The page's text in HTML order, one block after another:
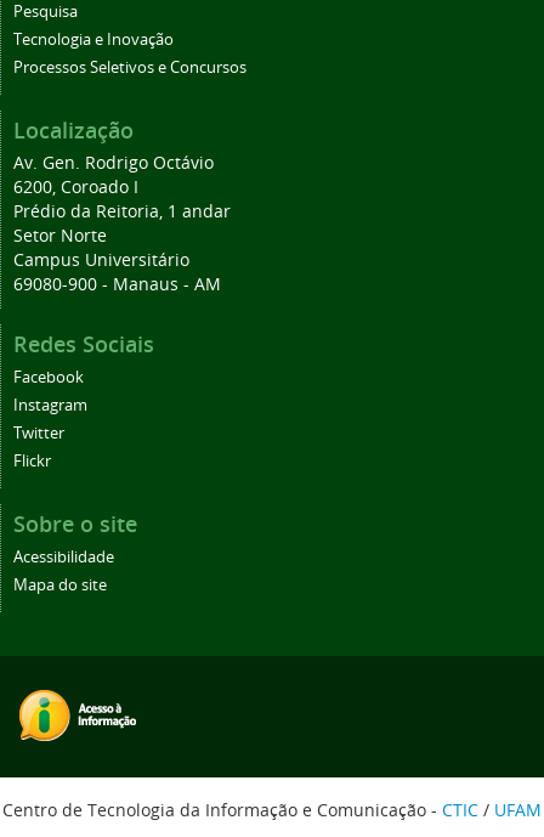
Pesquisa
Tecnologia e Inovação
Processos Seletivos e Concursos
Localização
Av. Gen. Rodrigo Octávio
6200, Coroado I
Prédio da Reitoria, 1 andar
Setor Norte
Campus Universitário
69080-900 - Manaus - AM
Redes Sociais
Facebook
Instagram
Twitter
Flickr
Sobre o site
Acessibilidade
Mapa do site
Centro de Tecnologia da Informação e Comunicação - CTIC / UFAM